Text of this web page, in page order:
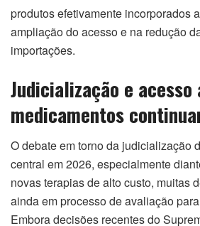
produtos efetivamente incorporados
ampliação do acesso e na redução
importações.
Judicialização e acesso
medicamentos
O debate em torno da judicialização
central em 2026, especialmente
novas terapias de alto custo, muitas
ainda em processo de avaliação
Embora decisões recentes do